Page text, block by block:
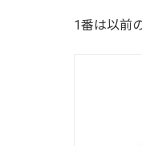
1番は以前